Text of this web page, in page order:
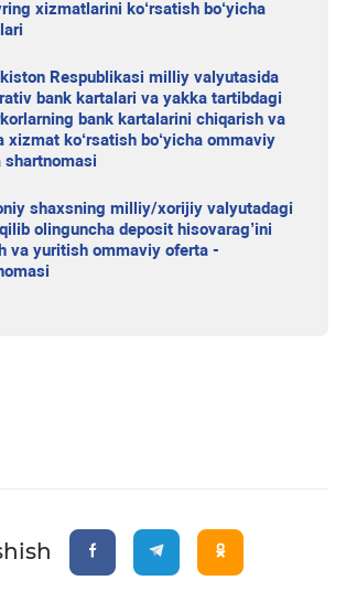
xizmatlarini ko‘rsatish bo‘yicha
Respublikasi milliy valyutasida
bank kartalari va yakka tartibdagi
bank kartalarini chiqarish va
xizmat ko‘rsatish bo‘yicha ommaviy
shartnomasi
shaxsning milliy/xorijiy valyutadagi
olinguncha deposit hisovarag’ini
va yuritish ommaviy oferta -